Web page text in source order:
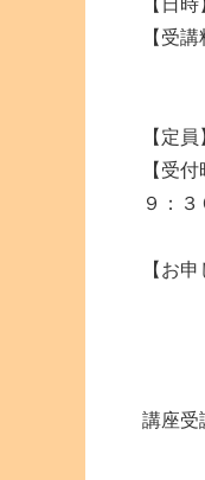
【受
５
（
【
【受
９：
※
【お
＜
＜
講座受